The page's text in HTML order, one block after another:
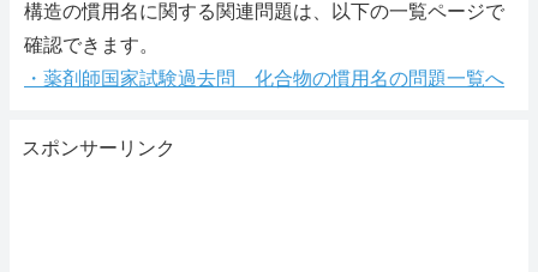
構造の慣用名に関する関連問題は、以下の一覧ページで
確認できます。
・薬剤師国家試験過去問 化合物の慣用名の問題一覧へ
スポンサーリンク